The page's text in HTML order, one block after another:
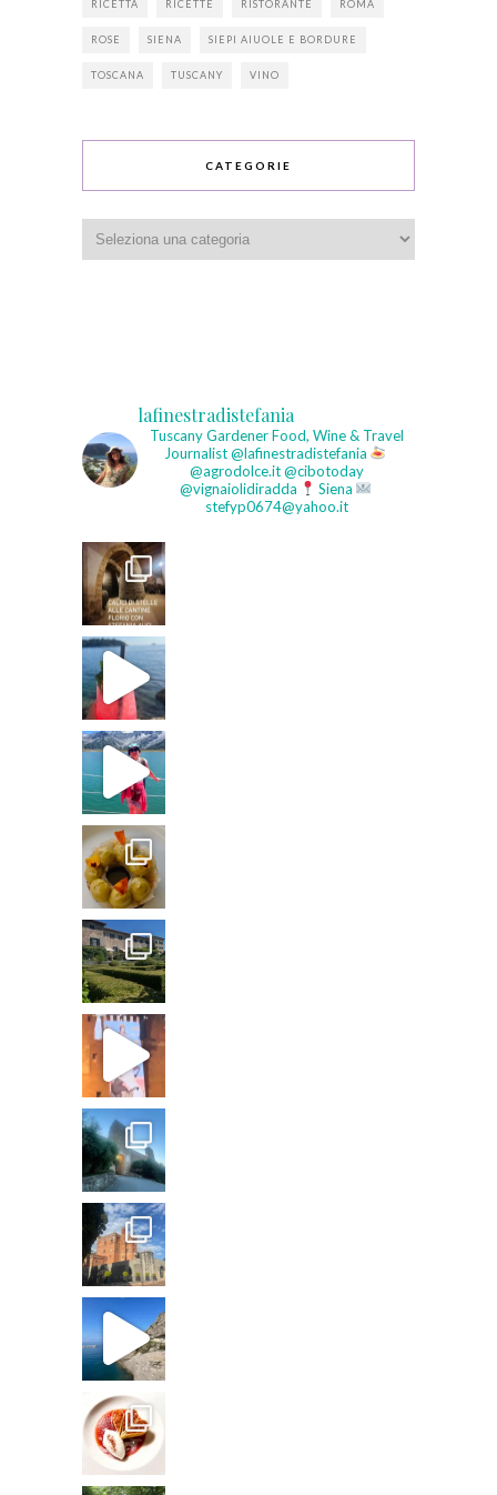
RICETTA RICETTE RISTORANTE ROMA
ROSE SIENA SIEPI AIUOLE E BORDURE
TOSCANA TUSCANY VINO
CATEGORIE
lafinestradistefania
Tuscany GardenerFood, Wine & Travel
Journalist@lafinestradistefania
@agrodolce.it @cibotoday
@vignaiolidiradda
Siena
stefyp0674@yahoo.it